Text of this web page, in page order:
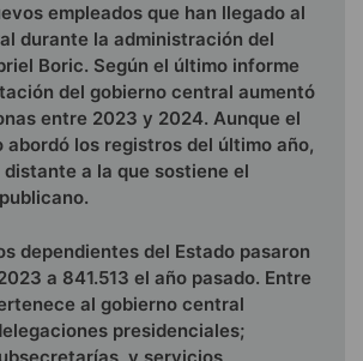
empleados que han llegado al
durante la administración del
Boric. Según el último informe
del gobierno central aumentó
entre 2023 y 2024. Aunque el
abordó los registros del último año,
a la que sostiene el
dependientes del Estado pasaron
a 841.513 el año pasado. Entre
al gobierno central
presidenciales;